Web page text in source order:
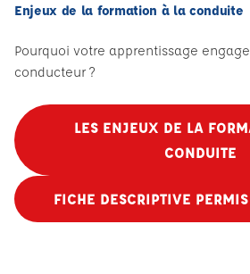
Enjeux de la formation à la conduite
Pourquoi votre apprentissage
conducteur ?
LES ENJEUX DE LA
CONDUITE
FICHE DESCRIPTIVE